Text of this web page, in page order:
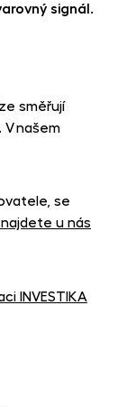
signál.
směřují
našem
se
u nás
INVESTIKA